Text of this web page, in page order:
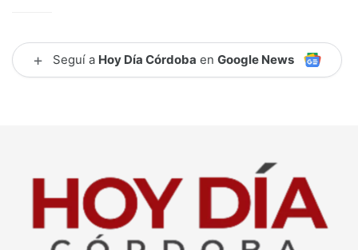
+ Seguí a Hoy Día Córdoba en Google News